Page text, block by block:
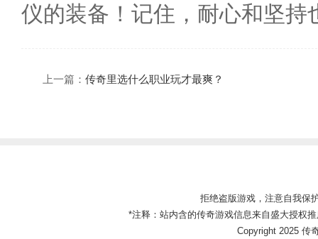
仪的装备！记住，耐心和坚持
上一篇： 传奇里选什么职业玩才最爽？
拒绝盗版游戏，注意自我保
*注释：站内含的传奇游戏信息来自盛大授权
Copyright 2025 传